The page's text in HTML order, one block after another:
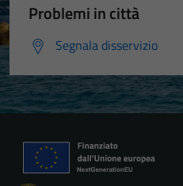
Problemi in città
Segnala disservizio